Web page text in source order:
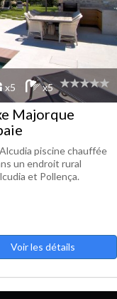
x5 x5
Majorque
piscine chauffée
un endroit rural
et Pollença.
Voir les détails